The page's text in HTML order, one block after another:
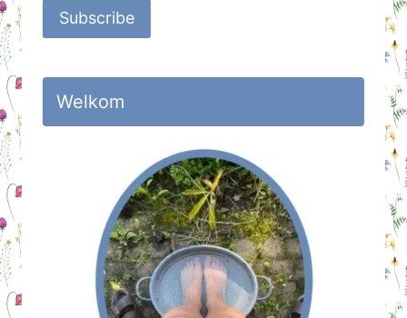
Subscribe
Welkom